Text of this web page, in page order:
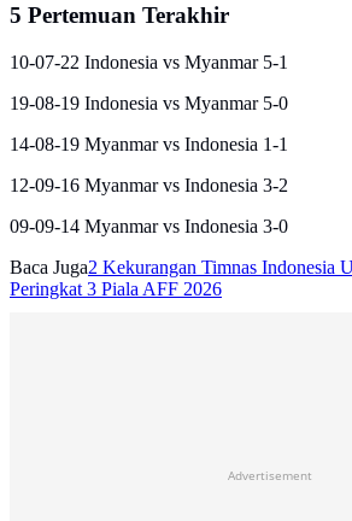
5 Pertemuan Terakhir
10-07-22 Indonesia vs Myanmar 5-1
19-08-19 Indonesia vs Myanmar 5-0
14-08-19 Myanmar vs Indonesia 1-1
12-09-16 Myanmar vs Indonesia 3-2
09-09-14 Myanmar vs Indonesia 3-0
Baca Juga2 Kekurangan Timnas Indonesia
Peringkat 3 Piala AFF 2026
Advertisement